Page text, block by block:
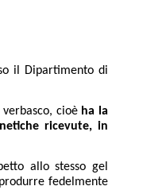
il Dipartimento di
cioè ha la
ricevute, in
allo stesso gel
fedelmente